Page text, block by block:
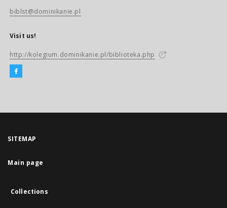
biblst@dominikanie.pl
Visit us!
http://kolegium.dominikanie.pl/biblioteka.php
SITEMAP
Main page
Collections